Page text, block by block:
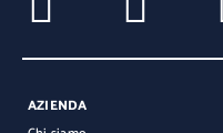
AZIENDA